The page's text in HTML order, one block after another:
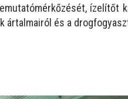
ízelítőt
ártalmairól és a